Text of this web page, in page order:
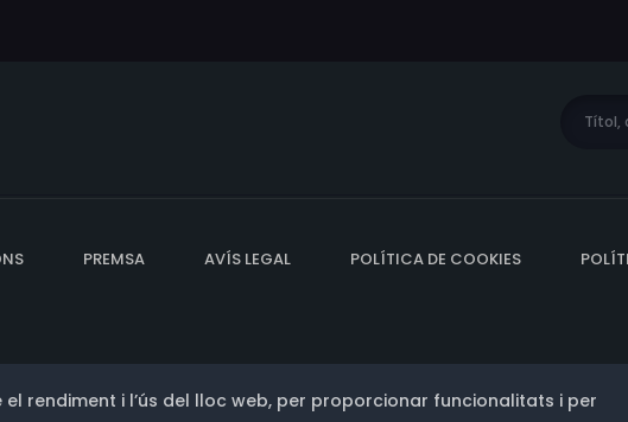
PREMSA AVÍS LEGAL POLÍTICA DE COOKIES
rendiment i l’ús del lloc web, per proporcionar funcionalitats i per